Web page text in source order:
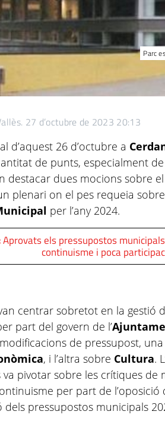
Parc
27 d’octubre de 2023 20:13
d’aquest 26 d’octubre a
de punts, especialment
destacar dues mocions sobre
plenari on el pes requeia
per l’any 2024.
Aprovats els pressupostos
continuisme i poca
centrar sobretot en la gestió
part del govern de l’
de pressupost,
, i l’altra sobre Cultura.
pivotar sobre les crítiques de
per part de l’oposició
dels pressupostos municipals